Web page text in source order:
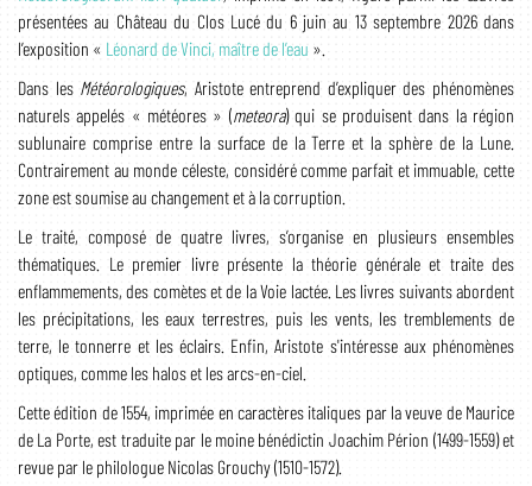
présentées au Château du Clos Lucé du 6 juin au 13 septembre 2026 dans
l’exposition « Léonard de Vinci, maître de l’eau ».
Dans les Météorologiques, Aristote entreprend d’expliquer des phénomènes
naturels appelés « météores » (meteora) qui se produisent dans la région
sublunaire comprise entre la surface de la Terre et la sphère de la Lune.
Contrairement au monde céleste, considéré comme parfait et immuable, cette
zone est soumise au changement et à la corruption.
Le traité, composé de quatre livres, s’organise en plusieurs ensembles
thématiques. Le premier livre présente la théorie générale et traite des
enflammements, des comètes et de la Voie lactée. Les livres suivants abordent
les précipitations, les eaux terrestres, puis les vents, les tremblements de
terre, le tonnerre et les éclairs. Enfin, Aristote s'intéresse aux phénomènes
optiques, comme les halos et les arcs-en-ciel.
Cette édition de 1554, imprimée en caractères italiques par la veuve de Maurice
de La Porte, est traduite par le moine bénédictin Joachim Périon (1499-1559) et
revue par le philologue Nicolas Grouchy (1510-1572).